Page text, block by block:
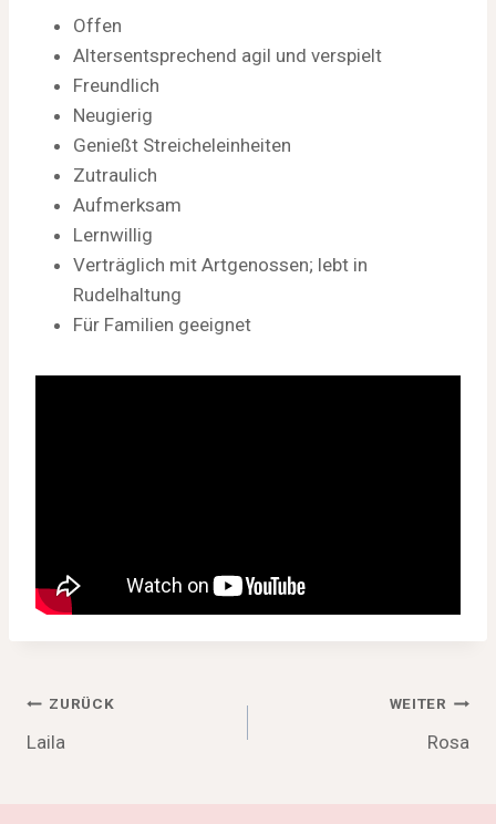
Offen
Altersentsprechend agil und verspielt
Freundlich
Neugierig
Genießt Streicheleinheiten
Zutraulich
Aufmerksam
Lernwillig
Verträglich mit Artgenossen; lebt in
Rudelhaltung
Für Familien geeignet
Beitragsnavigation
ZURÜCK
Laila
WEITER
Rosa